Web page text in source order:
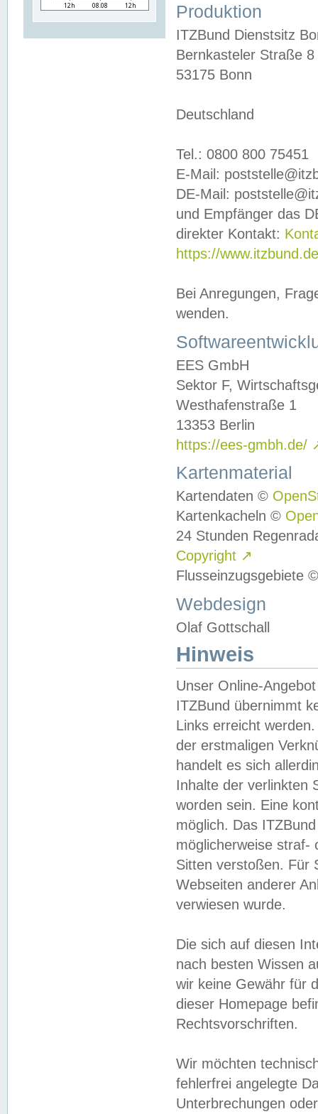
Produktion
ITZBund Dienstsitz
Bernkasteler Straße 8
53175 Bonn
Deutschland
Tel.: 0800 800 75451
E-Mail:
DE-Mail:
und Empfänger das
direkter Kontakt:
https://
Bei Anregungen,
wenden.
EES GmbH
Sektor F,
Westhafenstraße 1
13353 Berlin
https://ees-gmbh.de/
Kartenmaterial
Kartendaten ©
Kartenkacheln ©
24 Stunden
Copyright ↗
Flusseinzugsgebiete
Webdesign
Olaf Gottschall
Hinweis
Unser Online-
ITZBund übernimmt
Links erreicht
der erstmaligen
handelt es sich
Inhalte der verlinkten
worden sein. Eine
möglich. Das
möglicherweise straf-
Sitten verstoßen. Für
Webseiten anderer
verwiesen wurde.
Die sich auf diesen
nach besten Wissen
wir keine Gewähr für
dieser Homepage
Rechtsvorschriften.
Wir möchten
fehlerfrei angelegte
Unterbrechungen